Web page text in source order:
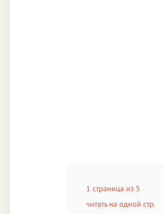
1 страница из 5
читать на одной стр.